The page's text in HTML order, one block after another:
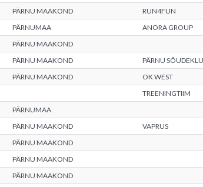
PÄRNU MAAKOND
RUN4FUN
PÄRNUMAA
ANORA GROUP
PÄRNU MAAKOND
PÄRNU MAAKOND
PÄRNU
PÄRNU MAAKOND
OK WEST
TREENINGTIIM
PÄRNUMAA
PÄRNU MAAKOND
VAPRUS
PÄRNU MAAKOND
PÄRNU MAAKOND
PÄRNU MAAKOND